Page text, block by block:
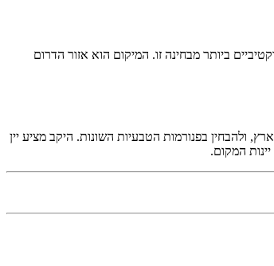
ביותר מבחינה זו. המיקום הוא אזור הדרום
ולהבחין בפנורמות הטבעיות השונות. היקב מציע יין
המקום.